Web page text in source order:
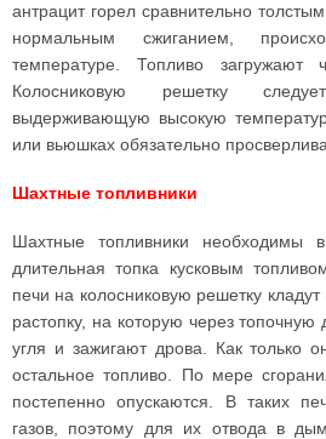
антрацит горел сравнительно
нормальным сжиганием,
температуре. Топливо загружают
Колосниковую решетку
выдерживающую высокую
или вьюшках обязательно
Шахтные топливники
Шахтные топливники необходимы
длительная топка кусковым
печи на колосниковую решетку
растопку, на которую через
угля и зажигают дрова. Как только
остальное топливо. По мере
постепенно опускаются. В таких
газов, поэтому для их отвода в